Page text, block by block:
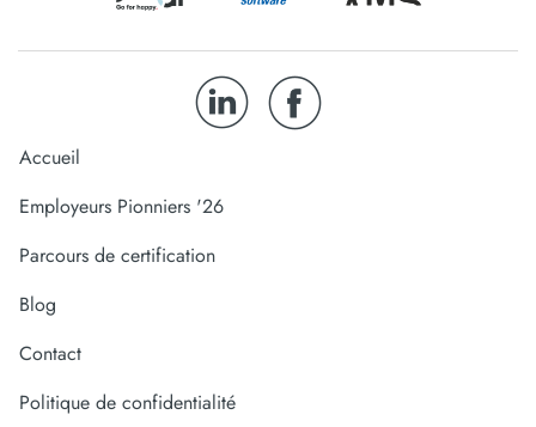
Accueil
Employeurs Pionniers '26
Parcours de certification
Blog
Contact
Politique de confidentialité